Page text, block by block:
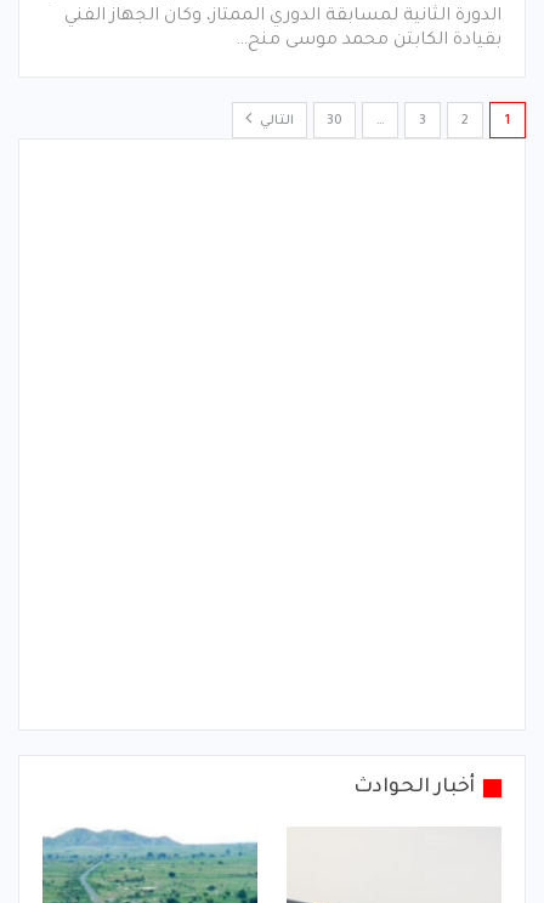
الدورة الثانية لمسابقة الدوري الممتاز، وكان الجهاز الفني
بقيادة الكابتن محمد موسى منح…
1
2
3
…
30 التالي
أخبار الحوادث